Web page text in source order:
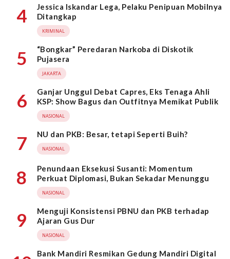
4
Jessica Iskandar Lega, Pelaku Penipuan Mobilnya
Ditangkap
KRIMINAL
5
“Bongkar” Peredaran Narkoba di Diskotik
Pujasera
JAKARTA
6
Ganjar Unggul Debat Capres, Eks Tenaga Ahli
KSP: Show Bagus dan Outfitnya Memikat Publik
NASIONAL
7 NU dan PKB: Besar, tetapi Seperti Buih?
NASIONAL
8
Penundaan Eksekusi Susanti: Momentum
Perkuat Diplomasi, Bukan Sekadar Menunggu
NASIONAL
9
Menguji Konsistensi PBNU dan PKB terhadap
Ajaran Gus Dur
NASIONAL
Bank Mandiri Resmikan Gedung Mandiri Digital